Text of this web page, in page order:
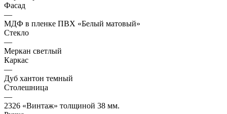
Фасад
—
МДФ в пленке ПВХ «Белый матовый»
Стекло
—
Меркан светлый
Каркас
—
Дуб хантон темный
Столешница
—
2326 «Винтаж» толщиной 38 мм.